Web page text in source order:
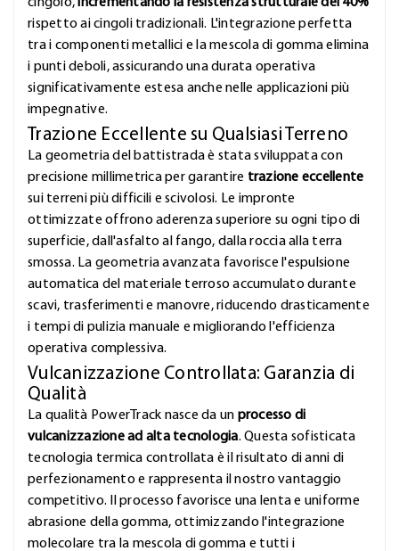
rispetto ai cingoli tradizionali. L'integrazione perfetta
tra i componenti metallici e la mescola di gomma elimina
i punti deboli, assicurando una durata operativa
significativamente estesa anche nelle applicazioni più
impegnative.
Trazione Eccellente su Qualsiasi Terreno
La geometria del battistrada è stata sviluppata con
precisione millimetrica per garantire trazione eccellente
sui terreni più difficili e scivolosi. Le impronte
ottimizzate offrono aderenza superiore su ogni tipo di
superficie, dall'asfalto al fango, dalla roccia alla terra
smossa. La geometria avanzata favorisce l'espulsione
automatica del materiale terroso accumulato durante
scavi, trasferimenti e manovre, riducendo drasticamente
i tempi di pulizia manuale e migliorando l'efficienza
operativa complessiva.
Vulcanizzazione Controllata: Garanzia di
Qualità
La qualità PowerTrack nasce da un processo di
vulcanizzazione ad alta tecnologia. Questa sofisticata
tecnologia termica controllata è il risultato di anni di
perfezionamento e rappresenta il nostro vantaggio
competitivo. Il processo favorisce una lenta e uniforme
abrasione della gomma, ottimizzando l'integrazione
molecolare tra la mescola di gomma e tutti i